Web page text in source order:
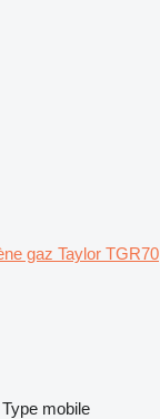
gaz Taylor TGR70
Type mobile